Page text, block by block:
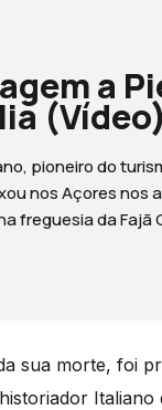
a
(Vídeo)
pioneiro do
nos Açores nos
freguesia da Fajã
sua morte, foi